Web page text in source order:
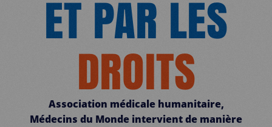
ET PAR LES
DROITS
Association médicale humanitaire,
Médecins du Monde intervient de manière